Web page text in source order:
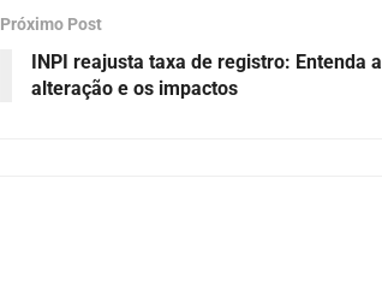
Próximo Post
INPI reajusta taxa de registro: Entenda a
alteração e os impactos